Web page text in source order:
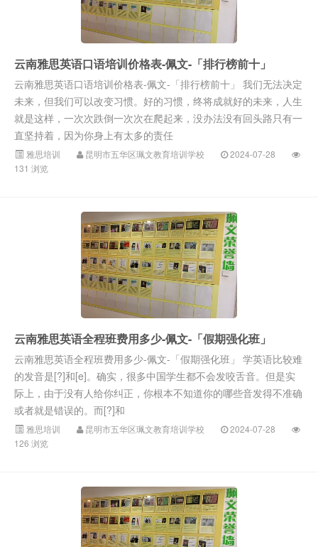
云南雅思英语口语培训价格表-佩文-「排行榜前十」
云南雅思英语口语培训价格表-佩文-「排行榜前十」 我们无法决定
未来，但我们可以改变习惯。好的习惯，终将成就好的未来，人生
就是这样，一次次跌倒一次次在爬起来，没办法没有回头路只有一
直坚持着，因为你身上有太多的责任
雅思培训 昆明市五华区珮文教育培训学校
2024-07-28
131 浏览
云南雅思英语全程班费用多少-佩文-「假期强化班」
云南雅思英语全程班费用多少-佩文-「假期强化班」 学英语比较难
的发音是[?]和[e]。确实，很多中国学生都不会发咬舌音。但是实
际上，由于没有人给你纠正，你根本不知道你的哪些音发得不准确
或者就是错误的。而[?]和
雅思培训 昆明市五华区珮文教育培训学校
2024-07-28
126 浏览